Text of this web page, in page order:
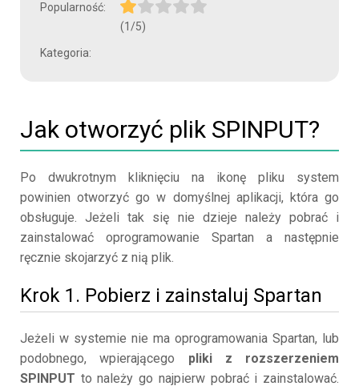
Popularność:
(1/5)
Kategoria:
Jak otworzyć plik SPINPUT?
Po dwukrotnym kliknięciu na ikonę pliku system
powinien otworzyć go w domyślnej aplikacji, która go
obsługuje. Jeżeli tak się nie dzieje należy pobrać i
zainstalować oprogramowanie Spartan a następnie
ręcznie skojarzyć z nią plik.
Krok 1. Pobierz i zainstaluj Spartan
Jeżeli w systemie nie ma oprogramowania Spartan, lub
podobnego, wpierającego pliki z rozszerzeniem
SPINPUT to należy go najpierw pobrać i zainstalować.